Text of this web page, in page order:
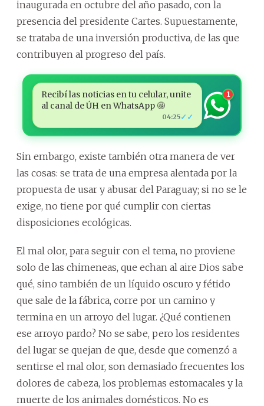
inaugurada en octubre del año pasado, con la
presencia del presidente Cartes. Supuestamente,
se trataba de una inversión productiva, de las que
contribuyen al progreso del país.
Recibí las noticias en tu celular, unite
al canal de ÚH en WhatsApp 🤩
04:25✓✓
1
Sin embargo, existe también otra manera de ver
las cosas: se trata de una empresa alentada por la
propuesta de usar y abusar del Paraguay; si no se le
exige, no tiene por qué cumplir con ciertas
disposiciones ecológicas.
El mal olor, para seguir con el tema, no proviene
solo de las chimeneas, que echan al aire Dios sabe
qué, sino también de un líquido oscuro y fétido
que sale de la fábrica, corre por un camino y
termina en un arroyo del lugar. ¿Qué contienen
ese arroyo pardo? No se sabe, pero los residentes
del lugar se quejan de que, desde que comenzó a
sentirse el mal olor, son demasiado frecuentes los
dolores de cabeza, los problemas estomacales y la
muerte de los animales domésticos. No es